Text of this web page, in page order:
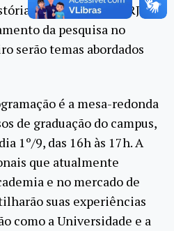
de sucesso da UFRJ
da pesquisa no
serão temas abordados
é a mesa-redonda
de graduação do campus,
1º/9, das 16h às 17h. A
que atualmente
e no mercado de
suas experiências
como a Universidade e a